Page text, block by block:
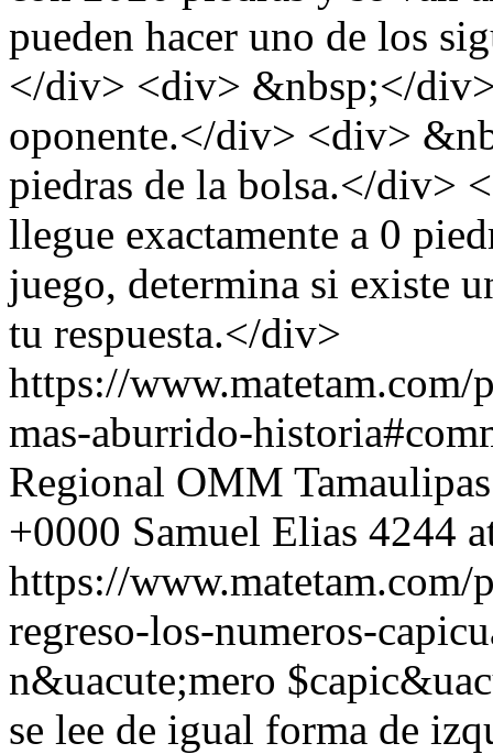
pueden hacer uno de los
</div> <div> &nbsp;</
oponente.</div> <div>
piedras de la bolsa.</div>
llegue exactamente a 0
juego, determina si existe
tu respuesta.</div>
https://
mas-aburrido-
Regional OMM
+0000 Samuel Elias 4244
https://
regreso-los-numeros-
n&uacute;mero
se lee de igual forma de